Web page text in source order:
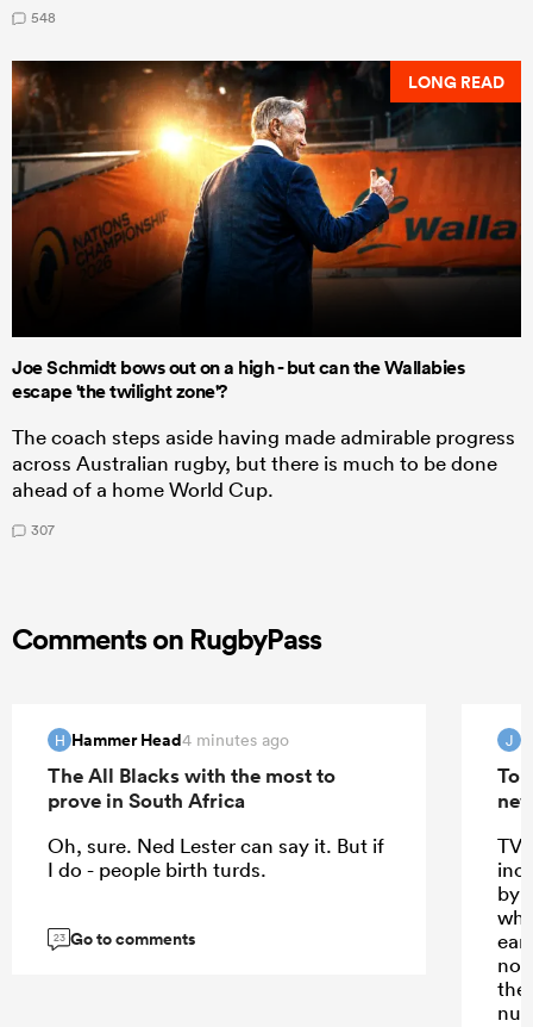
548
LONG READ
Joe Schmidt bows out on a high - but can the Wallabies
escape 'the twilight zone'?
The coach steps aside having made admirable progress
across Australian rugby, but there is much to be done
ahead of a home World Cup.
307
Comments on RugbyPass
H Hammer Head4 minutes ago
The All Blacks with the most to
prove in South Africa
Oh, sure. Ned Lester can say it. But if
I do - people birth turds.
23 Go to comments
J
TV
by
not